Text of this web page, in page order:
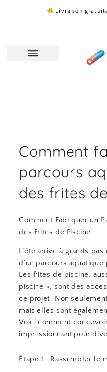
Livraison
Comment
parcours
des frites
Comment Fabriquer un
des Frites de Piscine
L’été arrive à grands
d’un parcours aquatique
Les frites de piscine,
piscine », sont des
ce projet. Non
mais elles sont
Voici comment
impressionnant pour
Étape 1 : Rassembler le